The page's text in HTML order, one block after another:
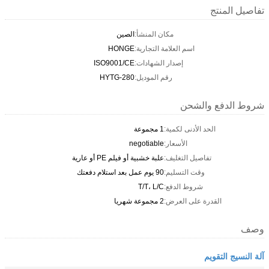
تفاصيل المنتج
مكان المنشأ:الصين
اسم العلامة التجارية:HONGE
إصدار الشهادات:ISO9001/CE
رقم الموديل:HYTG-280
شروط الدفع والشحن
الحد الأدنى لكمية:1 مجموعة
الأسعار:negotiable
تفاصيل التغليف:علبة خشبية أو فيلم PE أو عارية
وقت التسليم:90 يوم عمل بعد استلام دفعتك
شروط الدفع:T/T، L/C
القدرة على العرض:2 مجموعة شهريا
وصف
آلة النسيج التقويم